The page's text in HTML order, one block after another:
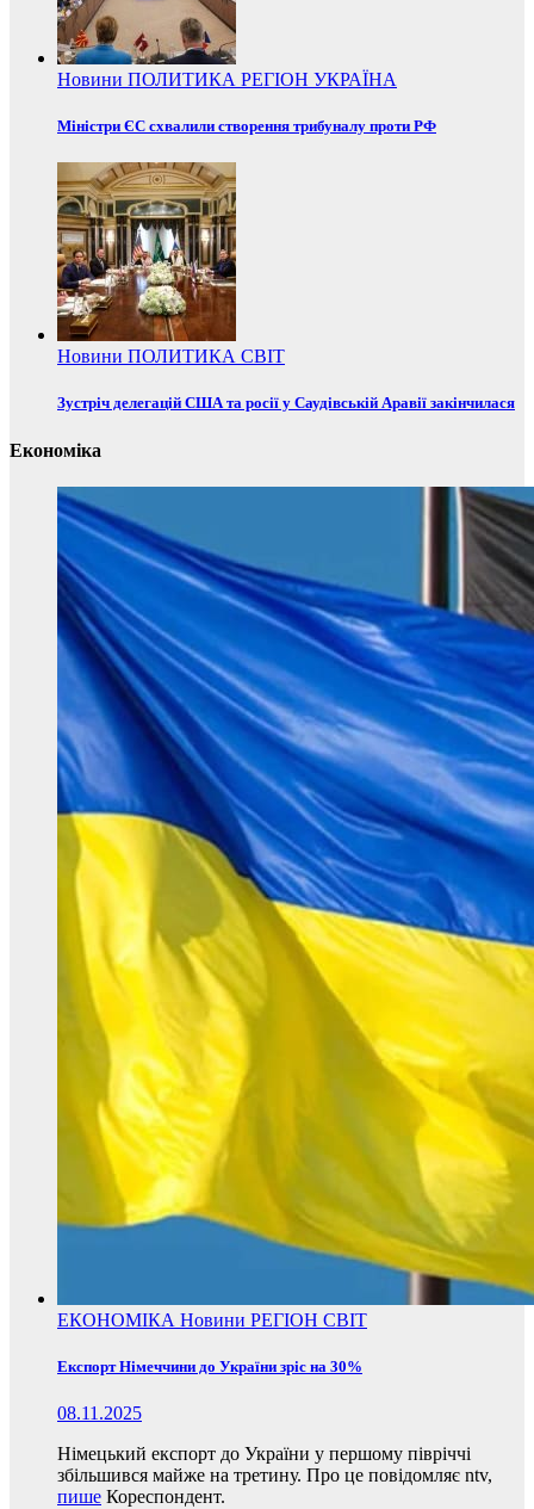
Новини ПОЛИТИКА РЕГІОН УКРАЇНА
Міністри ЄС схвалили створення трибуналу проти РФ
Новини ПОЛИТИКА СВІТ
Зустріч делегацій США та росії у Саудівській Аравії закінчилася
Економіка
ЕКОНОМІКА Новини РЕГІОН СВІТ
Експорт Німеччини до України зріс на 30%
08.11.2025
Німецький експорт до України у першому півріччі
збільшився майже на третину. Про це повідомляє ntv,
пише Кореспондент.